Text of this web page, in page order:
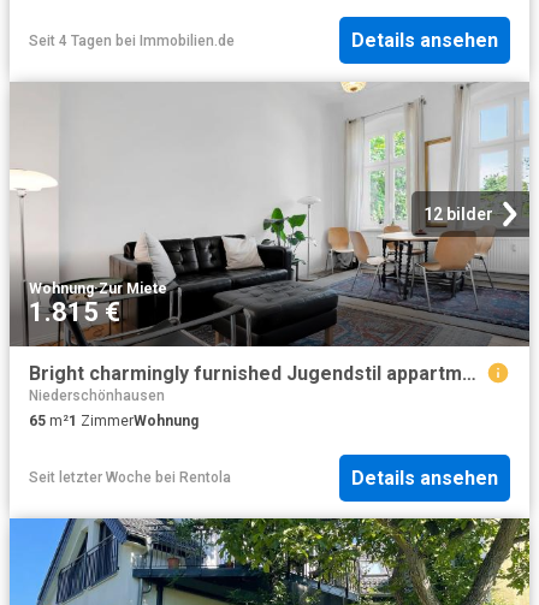
Seit 4 Tagen bei Immobilien.de Details ansehen
12 bilder
Wohnung·Zur Miete
1.815 €
Bright charmingly furnished Jugendstil appartment with balcony, Berlin Amsterdam Apartments for Rent
Niederschönhausen
65 m²1 ZimmerWohnung
Seit letzter Woche bei Rentola Details ansehen